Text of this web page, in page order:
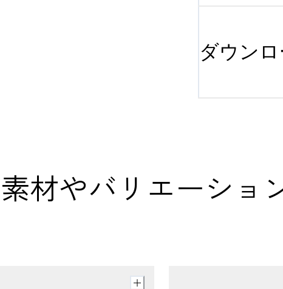
ダウン
材やバリエーショ